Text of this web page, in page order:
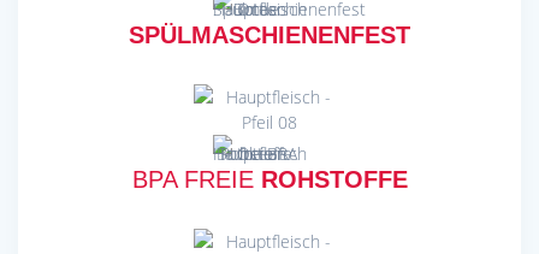
SPÜLMASCHIENENFEST
BPA FREIE ROHSTOFFE